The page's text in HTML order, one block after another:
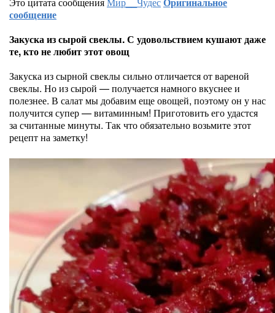
сообщение
Закуска из сырой свеклы. С удовольствием кушают даже
те, кто не любит этот овощ
Закуска из сырной свеклы сильно отличается от вареной
свеклы. Но из сырой — получается намного вкуснее и
полезнее. В салат мы добавим еще овощей, поэтому он у нас
получится супер — витаминным! Приготовить его удастся
за считанные минуты. Так что обязательно возьмите этот
рецепт на заметку!